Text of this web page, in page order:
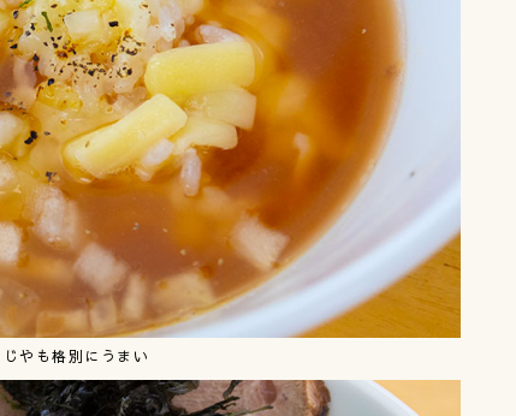
やも格別にうまい